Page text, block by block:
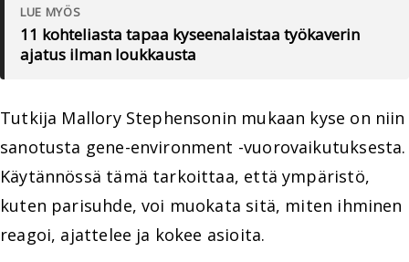
LUE MYÖS
11 kohteliasta tapaa kyseenalaistaa työkaverin
ajatus ilman loukkausta
Tutkija Mallory Stephensonin mukaan kyse on niin
sanotusta gene-environment -vuorovaikutuksesta.
Käytännössä tämä tarkoittaa, että ympäristö,
kuten parisuhde, voi muokata sitä, miten ihminen
reagoi, ajattelee ja kokee asioita.